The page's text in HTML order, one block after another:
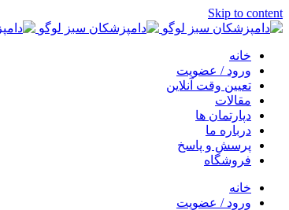
Skip to content
خانه
ورود / عضویت
تعیین وقت آنلاین
مقالات
دپارتمان ها
درباره ما
پرسش و پاسخ
فروشگاه
خانه
ورود / عضویت